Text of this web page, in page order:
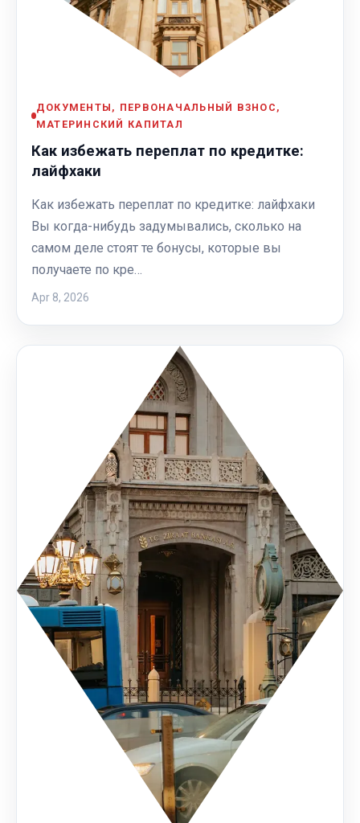
ДОКУМЕНТЫ, ПЕРВОНАЧАЛЬНЫЙ ВЗНОС,
МАТЕРИНСКИЙ КАПИТАЛ
Как избежать переплат по кредитке:
лайфхаки
Как избежать переплат по кредитке: лайфхаки
Вы когда-нибудь задумывались, сколько на
самом деле стоят те бонусы, которые вы
получаете по кре…
Apr 8, 2026